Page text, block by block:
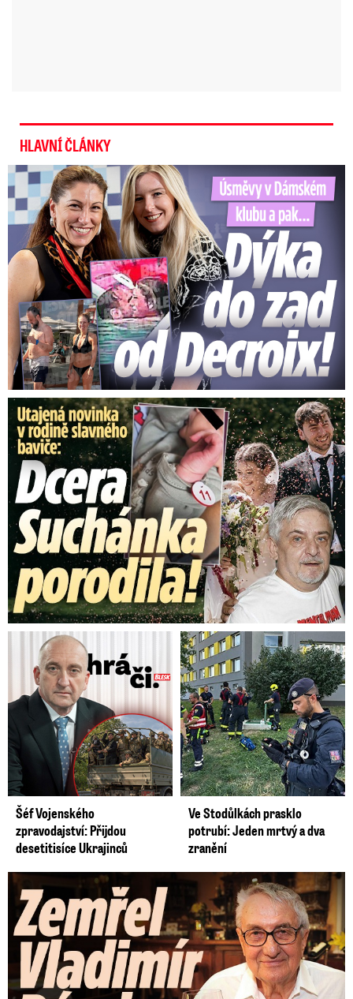
prezidente?
Klaus kritizuje Zemana kvůli převedení milostí na
ministerstvo
Politická mapa Česka v roce 2014: Sobotka premiérem,
konečná pro Klause a troje testovací volby
HLAVNÍ ČLÁNKY
Úsměvy v Dámském klubu a pak… Dýka do zad od Decroix!
Utajená novinka v rodině baviče: Dcera Suchánka porodila
Šéf Vojenského
zpravodajství: Přijdou
desetitisíce Ukrajinců
Ve Stodůlkách prasklo
potrubí: Jeden mrtvý a dva
zranění
Zemřel Vladimír Páral (†94): Autor lechtivých Playgirls